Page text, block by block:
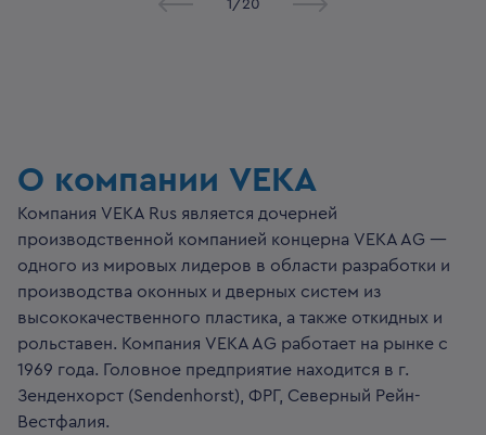
1 /20
О компании VEKA
Компания VEKA Rus является дочерней
производственной компанией концерна VEKA AG —
одного из мировых лидеров в области разработки и
производства оконных и дверных систем из
высококачественного пластика, а также откидных и
рольставен. Компания VEKA AG работает на рынке с
1969 года. Головное предприятие находится в г.
Зенденхорст (Sendenhorst), ФРГ, Северный Рейн-
Вестфалия.